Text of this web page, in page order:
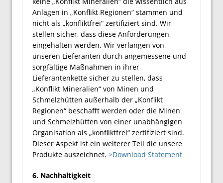
Anlagen in „Konflikt Regionen“ stammen und
nicht als „konfliktfrei“ zertifiziert sind. Wir
stellen sicher, dass diese Anforderungen
eingehalten werden. Wir verlangen von
unseren Lieferanten durch angemessene und
sorgfältige Maßnahmen in ihrer
Lieferantenkette sicher zu stellen, dass
„Konflikt Mineralien“ von Minen und
Schmelzhütten außerhalb der „Konflikt
Regionen“ beschafft werden oder die Minen
und Schmelzhütten von einer unabhängigen
Organisation als „konfliktfrei“ zertifiziert sind.
Dieser Aspekt ist ein weiterer Teil die unsere
Produkte auszeichnet. >Download Statement
6. Nachhaltigkeit